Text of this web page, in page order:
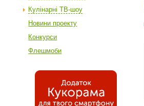
Кулінарні ТВ-шоу
Новини проекту
Конкурси
Флешмоби